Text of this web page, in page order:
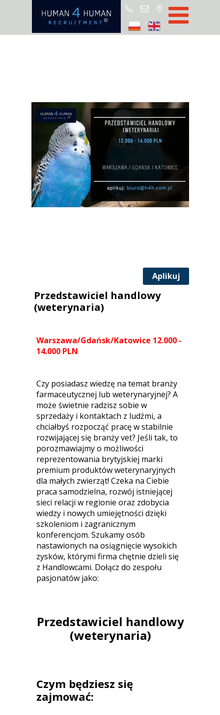
Start
Partners
Aplikuj
Warszawa/Gdańsk/Katowice 12.000 -
14.000 PLN
Czy posiadasz wiedzę na temat branży
farmaceutycznej lub weterynaryjnej? A
może świetnie radzisz sobie w
sprzedaży i kontaktach z ludźmi, a
chciałbyś rozpocząć pracę w stabilnie
rozwijającej się branży vet? Jeśli tak, to
porozmawiajmy o możliwości
reprezentowania brytyjskiej marki
premium produktów weterynaryjnych
dla małych zwierząt! Czeka na Ciebie
praca samodzielna, rozwój istniejącej
sieci relacji w regionie oraz zdobycia
wiedzy i nowych umiejętności dzięki
szkoleniom i zagranicznym
konferencjom. Szukamy osób
nastawionych na osiągnięcie wysokich
zysków, którymi firma chętnie dzieli się
z Handlowcami. Dołącz do zespołu
pasjonatów jako:
Przedstawiciel handlowy
(weterynaria)
Czym będziesz się
zajmować:
Przedstawiciel handlowy
(weterynaria)